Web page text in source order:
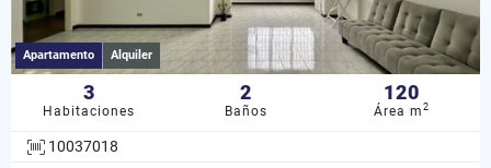
Apartamento Alquiler
3
Habitaciones
2
Baños
120
Área m2
10037018